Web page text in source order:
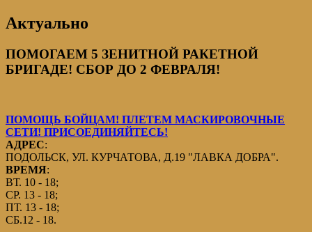
Актуально
ПОМОГАЕМ 5 ЗЕНИТНОЙ РАКЕТНОЙ
БРИГАДЕ! СБОР ДО 2 ФЕВРАЛЯ!
ПОМОЩЬ БОЙЦАМ! ПЛЕТЕМ МАСКИРОВОЧНЫЕ
СЕТИ! ПРИСОЕДИНЯЙТЕСЬ!
АДРЕС:
ПОДОЛЬСК, УЛ. КУРЧАТОВА, Д.19 "ЛАВКА ДОБРА".
ВРЕМЯ:
ВТ. 10 - 18;
СР. 13 - 18;
ПТ. 13 - 18;
СБ.12 - 18.